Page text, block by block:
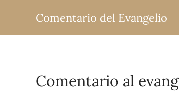
Comentario del Evangelio
Comentario al